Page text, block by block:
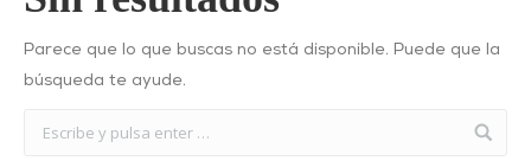
Parece que lo que buscas no está disponible. Puede que la
búsqueda te ayude.